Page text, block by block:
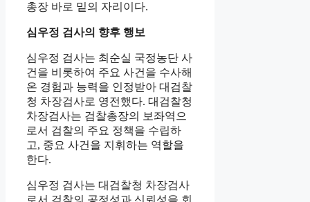
총장 바로 밑의 자리이다.
심우정 검사의 향후 행보
심우정 검사는 최순실 국정농단 사
건을 비롯하여 주요 사건을 수사해
온 경험과 능력을 인정받아 대검찰
청 차장검사로 영전했다. 대검찰청
차장검사는 검찰총장의 보좌역으
로서 검찰의 주요 정책을 수립하
고, 중요 사건을 지휘하는 역할을
한다.
심우정 검사는 대검찰청 차장검사